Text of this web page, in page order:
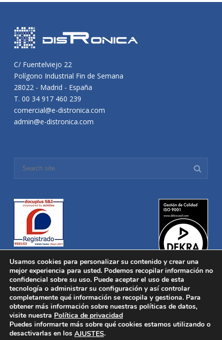
C/ Fuentelviejo 22
Polígono Industrial Fin de Semana
28022 - Madrid - España
T. 00 34 917 460 239
comercial@e-distronica.com
admin@e-distronica.com
Distronica © 2016 Todos los derechos reservados.Aviso legal
Política de privacidad|Política de Cookies
Desarrollado porNucleosoft
Inicio
Quiénes Somos
Usamos cookies para personalizar su contenido y crear una
mejor experiencia para usted. Podemos recopilar información no
confidencial sobre su uso. Puede aceptar el uso de esta
tecnología o administrar su configuración y así controlar
completamente qué información se recopila y gestiona. Para
obtener más información sobre nuestras políticas de datos,
visite nuestra Política de privacidad
Puedes informarte más sobre qué cookies estamos utilizando o
desactivarlas en los AJUSTES.